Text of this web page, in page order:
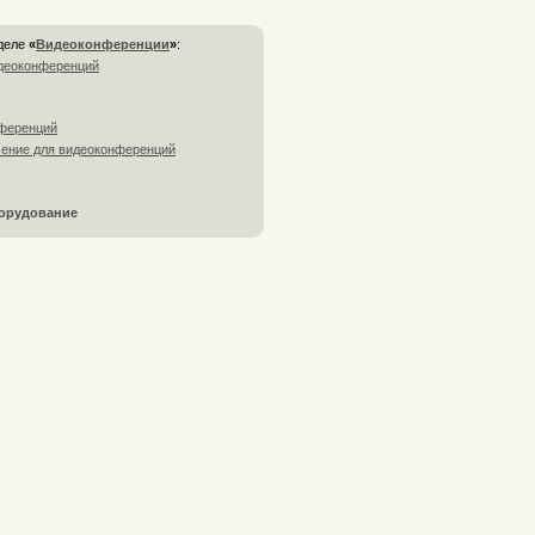
«Видеоконференции»:
для видеоконференций